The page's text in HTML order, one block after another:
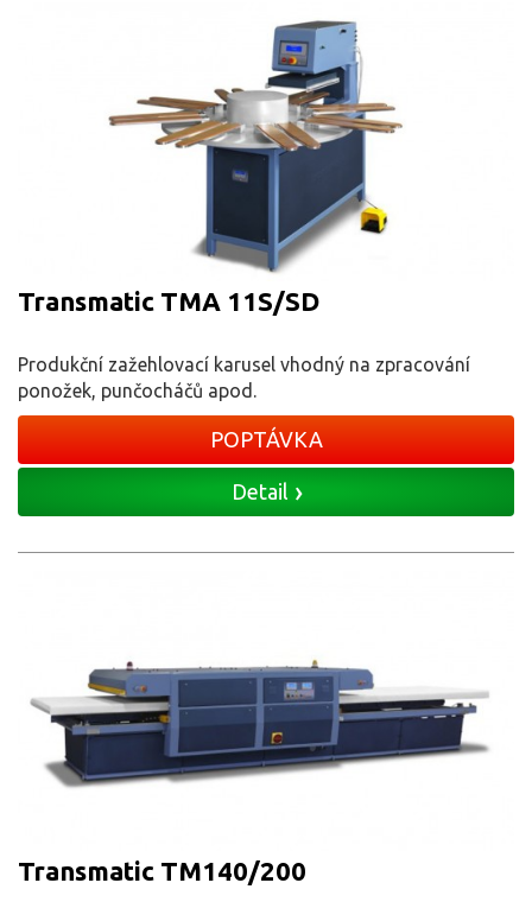
Transmatic TMA 11S/SD
Produkční zažehlovací karusel vhodný na zpracování
ponožek, punčocháčů apod.
POPTÁVKA
Detail
Transmatic TM140/200